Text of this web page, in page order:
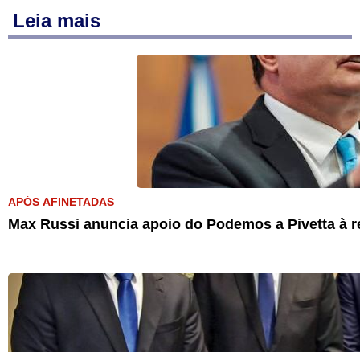
Leia mais
APÓS AFINETADAS
Max Russi anuncia apoio do Podemos a Pivetta à